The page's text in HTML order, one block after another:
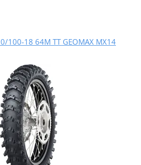
100-18 64M TT GEOMAX MX14